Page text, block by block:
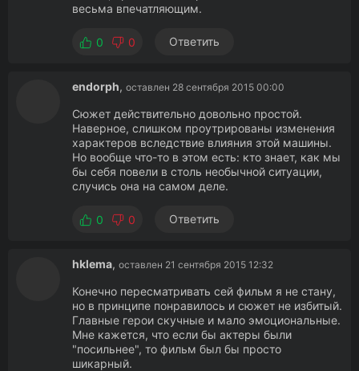
весьма впечатляющим.
0 0 Ответить
endorph, оставлен 28 сентября 2015 00:00
Сюжет действительно довольно простой.
Наверное, слишком проутрированы изменения
характеров вследствие влияния этой машины.
Но вообще что-то в этом есть: кто знает, как мы
бы себя повели в столь необычной ситуации,
случись она на самом деле.
0 0 Ответить
hklema, оставлен 21 сентября 2015 12:32
Конечно пересматривать сей фильм я не стану,
но в принципе понравилось и сюжет не избитый.
Главные герои скучные и мало эмоциональные.
Мне кажется, что если бы актеры были
"посильнее", то фильм был бы просто
шикарный.